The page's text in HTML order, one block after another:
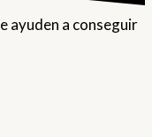
ayuden a conseguir